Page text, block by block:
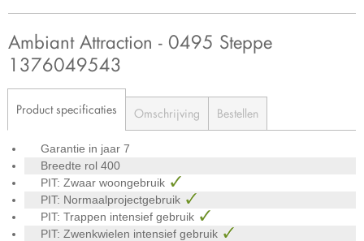
Ambiant Attraction - 0495 Steppe
1376049543
Product specificaties Omschrijving Bestellen
Garantie in jaar 7
Breedte rol 400
PIT: Zwaar woongebruik
PIT: Normaalprojectgebruik
PIT: Trappen intensief gebruik
PIT: Zwenkwielen intensief gebruik